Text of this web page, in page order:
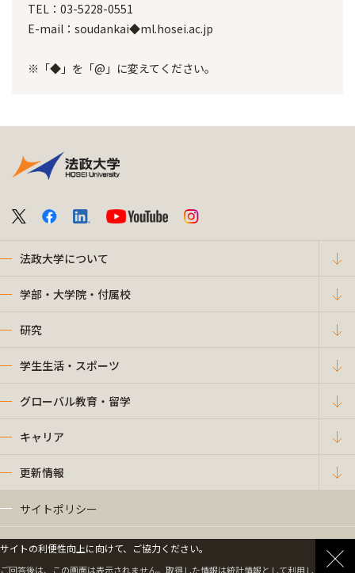
TEL：03-5228-0551
E-mail：soudankai◆ml.hosei.ac.jp
※「◆」を「@」に変えてください。
法政大学について
学部・大学院・付属校
研究
学生生活・スポーツ
グローバル教育・留学
キャリア
更新情報
サイトポリシー
プライバシーポリシー
サイトの利便性向上に向けて、ご協力ください。
ご回答後は、この画面は表示されません。取得した情報は統計情報として利用します。